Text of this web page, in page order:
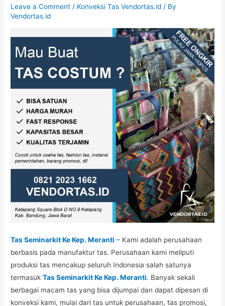
Leave a Comment / Konveksi Tas Vendortas.id / By
Vendortas.id
Tas Seminarkit Ke Kep. Meranti – Kami adalah perusahaan
berbasis pada manufaktur tas. Perusahaan kami meliputi
produksi tas mencakup seluruh Indonesia salah satunya
termasukTas Seminarkit Ke Kep. Meranti. Banyak sekali
berbagai macam tas yang bisa dijumpai dan dapat dipesan di
konveksi kami, mulai dari tas untuk perusahaan, tas promosi,